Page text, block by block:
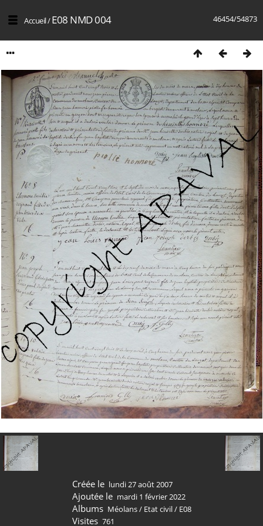
46454/54873
Accueil/E08 NMD 004
Créée le lundi 27 août 2007
Ajoutée le mardi 1 février 2022
Albums Méolans/ Etat civil/ E08
Visites 761